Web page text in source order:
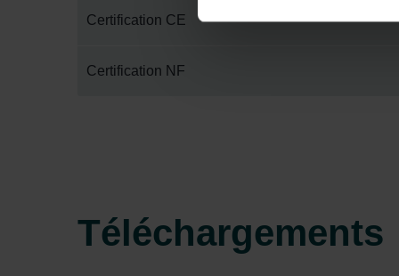
Zehnder Group Nederland bv:
Zehnder Group Sales
Certification CE
Certification NF
Téléchargements